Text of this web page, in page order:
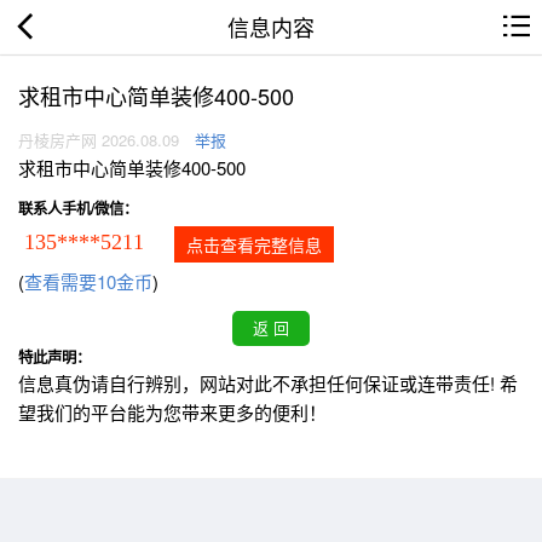
信息内容
求租市中心简单装修400-500
丹棱房产网 2026.08.09 举报
求租市中心简单装修400-500
联系人手机/微信：
135****5211 点击查看完整信息
(查看需要10金币)
特此声明：
信息真伪请自行辨别，网站对此不承担任何保证或连带责任! 希
望我们的平台能为您带来更多的便利！